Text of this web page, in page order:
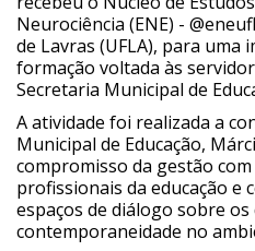
Neurociência (ENE) -
de Lavras (UFLA), para uma
formação voltada às
Secretaria Municipal de
A atividade foi realizada a
Municipal de Educação,
compromisso da gestão
profissionais da educação e
espaços de diálogo sobre os
contemporaneidade no